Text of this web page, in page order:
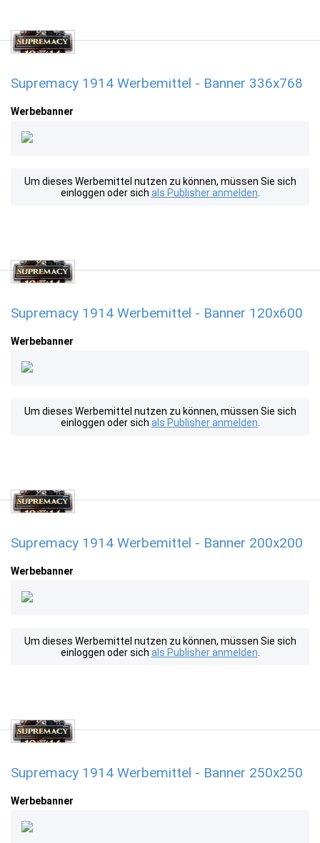
Supremacy 1914 Werbemittel - Banner 336x768
Werbebanner
Um dieses Werbemittel nutzen zu können, müssen Sie sich
einloggen oder sich als Publisher anmelden
Supremacy 1914 Werbemittel - Banner 120x600
Werbebanner
Um dieses Werbemittel nutzen zu können, müssen Sie sich
einloggen oder sich als Publisher anmelden
Supremacy 1914 Werbemittel - Banner 200x200
Werbebanner
Um dieses Werbemittel nutzen zu können, müssen Sie sich
einloggen oder sich als Publisher anmelden
Supremacy 1914 Werbemittel - Banner 250x250
Werbebanner